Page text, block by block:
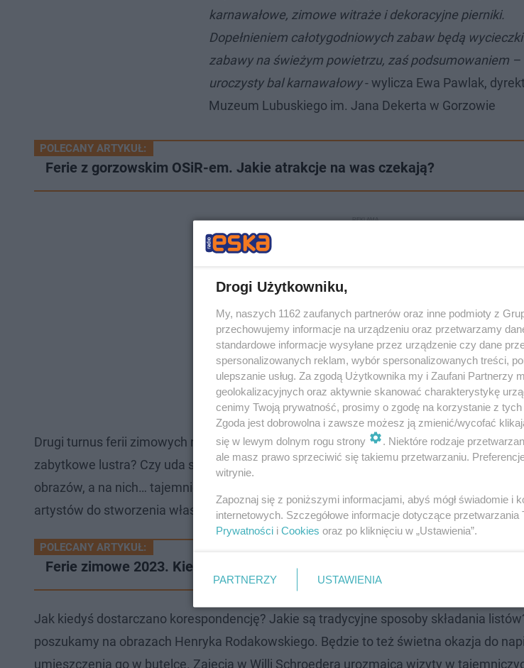
karnawałowe, zimowe witraże i dekoracyjne pierniki.
Dopełnieniem całotygodniowych zabaw będą
zabawy na świeżym powietrzu, zaś podsumowaniem –
uroczysty bal karnawałowy- wylicza Ewa Pawlak,
Muzeum Lubuskiego im. Jana Dekerta w Gorzowie
POLECANY ARTYKUŁ:
Ferie z gorzowskim OSiR-em. Jakie atrakcje na was czekają?
Drugi turnus ferii zimowych rozpocznie się od wyprawy tropem muzealnych
zabytkowe lustra? Czy uda się wykonać ozdobną ramę do własnego zwierciadła? Nie
obrazów, a na nich… tajemnicze kapelusze! Czy ukryte na malarskich płótnach nakrycia
artystów do stworzenia własnych kapeluszy?
POLECANY ARTYKUŁ:
Ferie zimowe 2023. Kiedy będą w Gorzowie? Znamy datę
Jak kiedyś dostarczano korespondencję? Jakie są tradycyjne sposoby składania
poszukamy na obrazach Henryka Rodakowskiego. Będzie to też świetna okazja do
umieszczenia go w butelce. Zajęcia w Willi Schroedera urozmaicą wizyty w
Drogi Użytkowniku,
My, naszych 1162 zaufanych partnerów oraz inne podmioty z
przechowujemy informacje na urządzeniu oraz przetwarzamy
standardowe informacje wysyłane przez urządzenie czy dane
spersonalizowanych reklam, wybór spersonalizowanych treści,
ulepszanie usług. Za zgodą Użytkownika my i Zaufani Partnerzy
geolokalizacyjnych oraz aktywnie skanować charakterystykę
cenimy Twoją prywatność, prosimy o zgodę na korzystanie z tych
Zgoda jest dobrowolna i zawsze możesz ją zmienić/wycofać
się w lewym dolnym rogu strony
. Niektóre rodzaje
ale masz prawo sprzeciwić się takiemu przetwarzaniu.
witrynie.
Zapoznaj się z poniższymi informacjami, abyś mógł świadomie i
internetowych. Szczegółowe informacje dotyczące
Prywatności i Cookies oraz po kliknięciu w „Ustawienia”.
PARTNERZY USTAWIENIA